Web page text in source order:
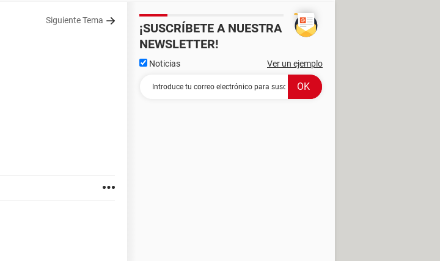
Siguiente Tema
¡SUSCRÍBETE A NUESTRA
NEWSLETTER!
Noticias Ver un ejemplo